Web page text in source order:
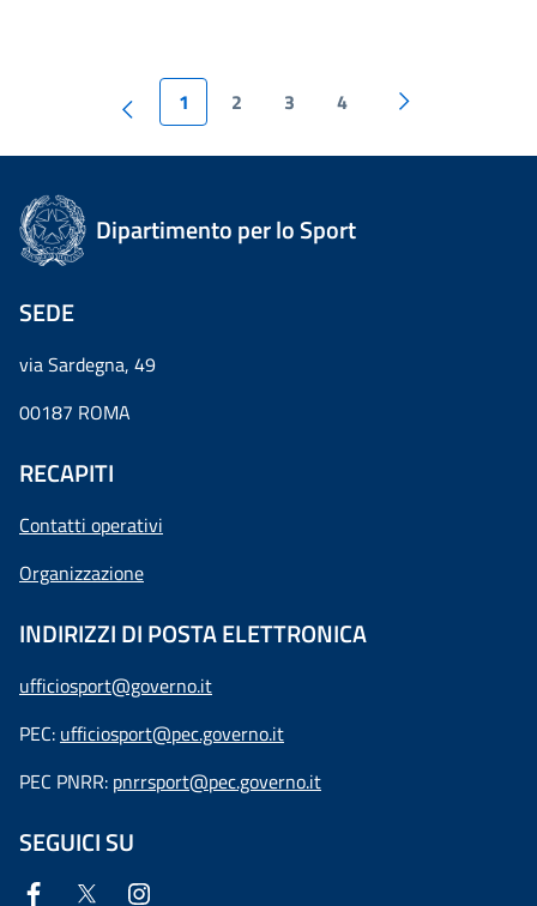
1 2 3 4
Dipartimento per lo Sport
SEDE
via Sardegna, 49
00187 ROMA
RECAPITI
Contatti operativi
Organizzazione
INDIRIZZI DI POSTA ELETTRONICA
ufficiosport@governo.it
PEC: ufficiosport@pec.governo.it
PEC PNRR: pnrrsport@pec.governo.it
SEGUICI SU